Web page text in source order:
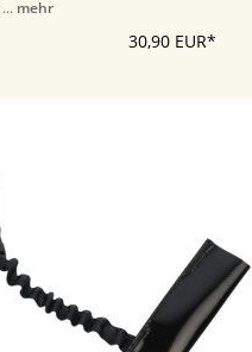
mehr
30,90 EUR*